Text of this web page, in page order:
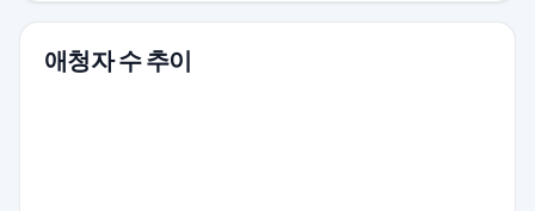
애청자 수 추이